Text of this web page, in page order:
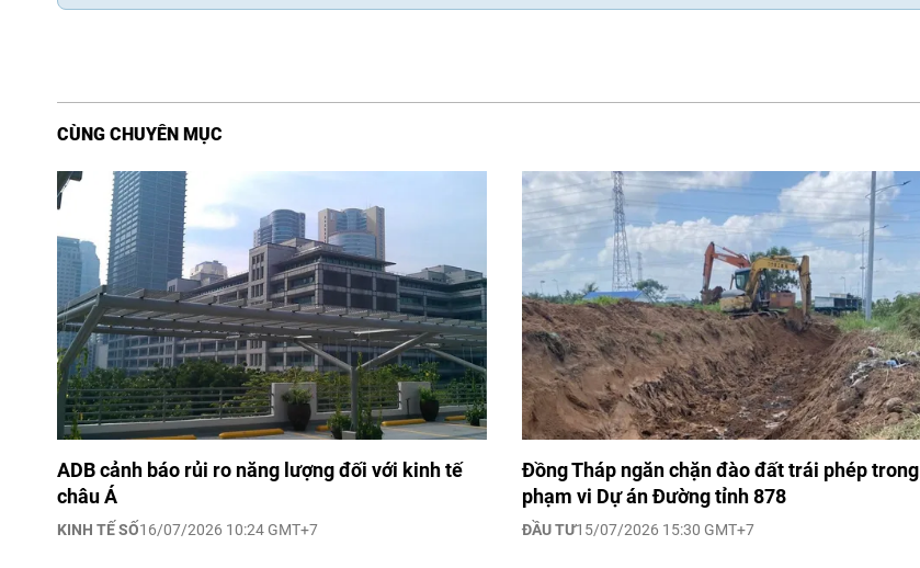
CÙNG CHUYÊN MỤC
ADB cảnh báo rủi ro năng lượng đối với kinh tế
châu Á
KINH TẾ SỐ16/07/2026 10:24 GMT+7
Đồng Tháp ngăn chặn đào đất trái phép trong
phạm vi Dự án Đường tỉnh 878
ĐẦU TƯ15/07/2026 15:30 GMT+7